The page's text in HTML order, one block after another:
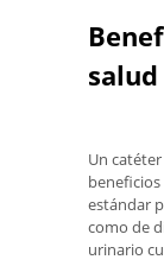
salud
Un
estándar
como de
urinario